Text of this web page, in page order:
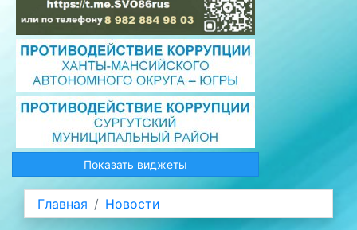
Показать виджеты
Главная Новости